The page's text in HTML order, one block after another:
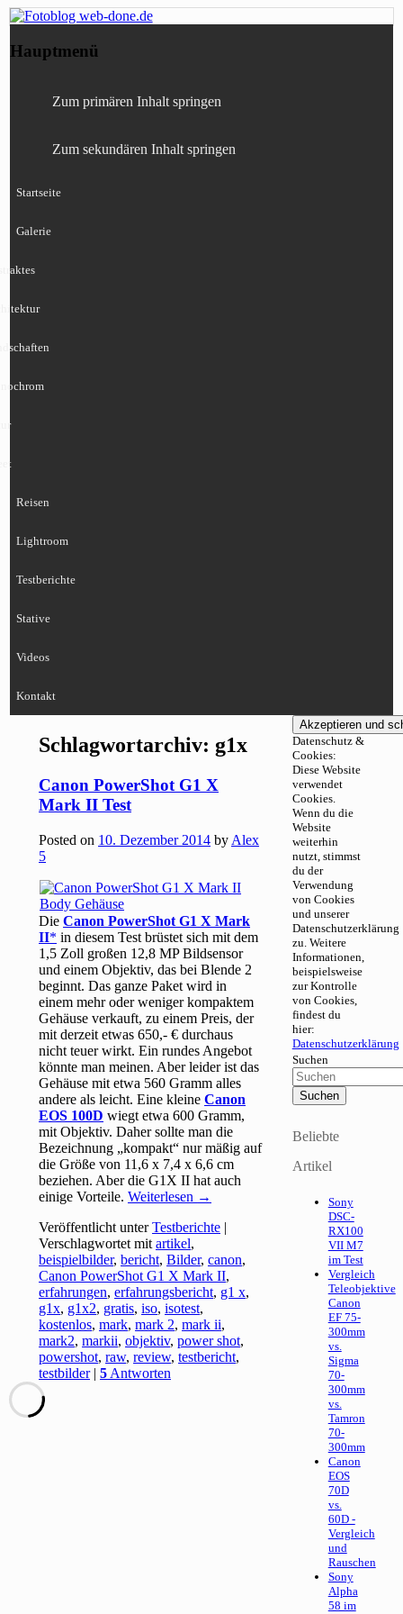
Fotoblog web-done.de
Canon, Nikon, Sony
Hauptmenü
Zum primären Inhalt springen
Zum sekundären Inhalt springen
Startseite
Galerie
Reisen
Lightroom
Testberichte
Stative
Videos
Kontakt
Schlagwortarchiv: g1x
Canon PowerShot G1 X
Mark II Test
Posted on 10. Dezember 2014 by Alex
5
DieCanon PowerShot G1 X Mark
II
in diesem Test brüstet sich mit dem
1,5 Zoll großen 12,8 MP Bildsensor
und einem Objektiv, das bei Blende 2
beginnt. Das ganze Paket wird in
einem mehr oder weniger kompaktem
Gehäuse verkauft, zu einem Preis, der
mit derzeit etwas 650,- € durchaus
nicht teuer wirkt. Ein rundes Angebot
könnte man meinen. Aber leider ist das
Gehäuse mit etwa 560 Gramm alles
andere als leicht. Eine kleineCanon
EOS 100D wiegt etwa 600 Gramm,
mit Objektiv. Daher sollte man die
Bezeichnung „kompakt“ nur mäßig auf
die Größe von 11,6 x 7,4 x 6,6 cm
beziehen. Aber die G1X II hat auch
einige Vorteile.Weiterlesen →
Veröffentlicht unter Testberichte |
Verschlagwortet mit artikel,
beispielbilder,bericht,Bilder,canon,
Canon PowerShot G1 X Mark II,
erfahrungen,erfahrungsbericht, g1 x,
g1x, g1x2, gratis,iso,isotest,
kostenlos,mark,mark 2,mark ii,
mark2,markii,objektiv,power shot,
powershot,raw,review,testbericht,
testbilder |5 Antworten
Datenschutz &
Cookies:
Diese Website
verwendet
Cookies.
Wenn du die
Website
weiterhin
nutzt, stimmst
du der
Verwendung
von Cookies
und unserer
Datenschutzerklärung
zu. Weitere
Informationen,
beispielsweise
zur Kontrolle
von Cookies,
findest du
hier:
Datenschutzerklärung
Suchen
Beliebte
Artikel
Sony
DSC-
RX100
VII M7
im Test
Vergleich
Teleobjektive
Canon
EF 75-
300mm
vs.
Sigma
70-
300mm
vs.
Tamron
70-
300mm
Canon
EOS
70D
vs.
60D -
Vergleich
und
Rauschen
Sony
Alpha
58 im